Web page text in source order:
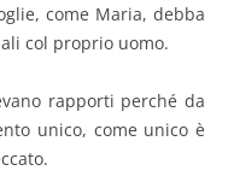
come Maria, debba
col proprio uomo.
rapporti perché da
unico, come unico è